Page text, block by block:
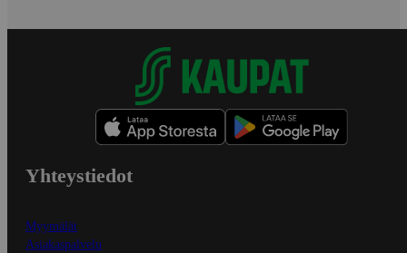
Yhteystiedot
Myymälät
Asiakaspalvelu